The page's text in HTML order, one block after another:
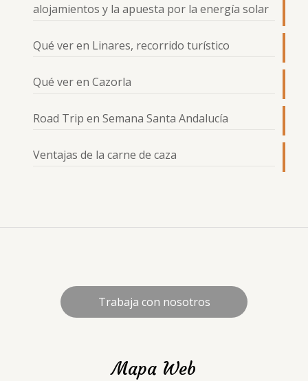
alojamientos y la apuesta por la energía solar
Qué ver en Linares, recorrido turístico
Qué ver en Cazorla
Road Trip en Semana Santa Andalucía
Ventajas de la carne de caza
Trabaja con nosotros
Mapa Web